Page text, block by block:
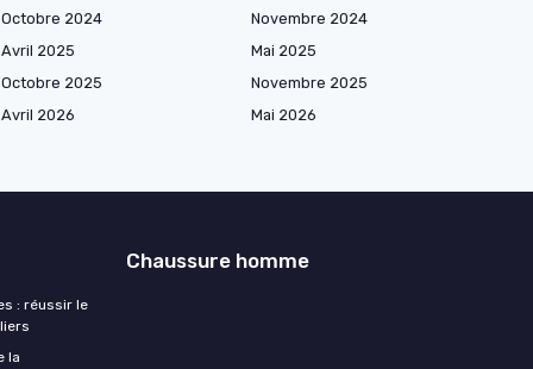
Octobre 2024
Novembre 2024
Avril 2025
Mai 2025
Octobre 2025
Novembre 2025
Avril 2026
Mai 2026
: réussir le
la
Chaussure homme